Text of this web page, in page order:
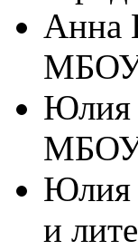
Анна
Юлия
МБОУ
Юлия
и